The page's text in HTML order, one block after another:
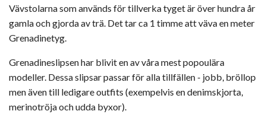
Vävstolarna som används för tillverka tyget är över hundra år
gamla och gjorda av trä. Det tar ca 1 timme att väva en meter
Grenadinetyg.
Grenadineslipsen har blivit en av våra mest popoulära
modeller. Dessa slipsar passar för alla tillfällen - jobb, bröllop
men även till ledigare outfits (exempelvis en denimskjorta,
merinotröja och udda byxor).